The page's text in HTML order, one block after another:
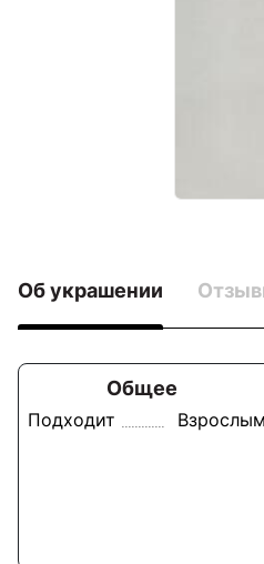
Об украшении
Общее
Подходит Взрослым